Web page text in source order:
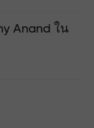
Anand ใน